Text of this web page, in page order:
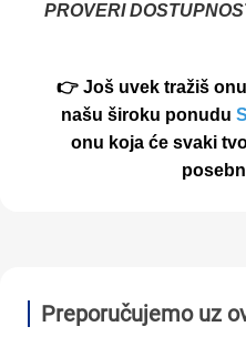
PROVERI
👉 Još uvek tražiš
našu široku ponudu
onu koja će svaki
Preporučujemo uz